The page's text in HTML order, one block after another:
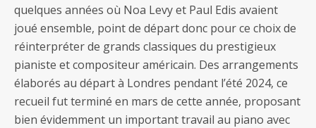
quelques années où Noa Levy et Paul Edis avaient
joué ensemble, point de départ donc pour ce choix de
réinterpréter de grands classiques du prestigieux
pianiste et compositeur américain. Des arrangements
élaborés au départ à Londres pendant l’été 2024, ce
recueil fut terminé en mars de cette année, proposant
bien évidemment un important travail au piano avec